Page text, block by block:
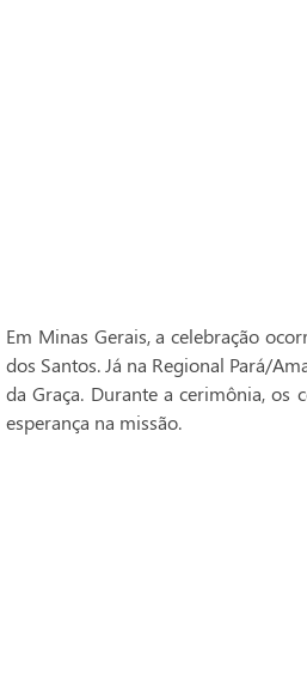
Em Minas Gerais, a celebração
dos Santos. Já na Regional Pará/
da Graça. Durante a cerimônia, os
esperança na missão.